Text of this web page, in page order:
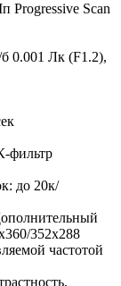
Progressive Scan
0.001 Лк (F1.2),
фильтр
до 20к/
352х288
частотой